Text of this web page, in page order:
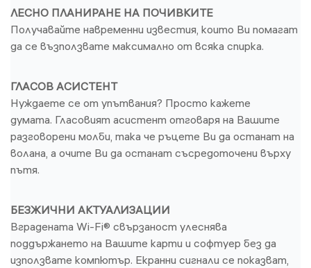
ЛЕСНО ПЛАНИРАНЕ НА ПОЧИВКИТЕ
Получавайте навременни известия, които Ви помагат
да се възползвате максимално от всяка спирка.
ГЛАСОВ АСИСТЕНТ
Нуждаете се от упътвания? Просто кажете
думата. Гласовият асистент отговаря на Вашите
разговорени молби, така че ръцете Ви да останат на
волана, а очите Ви да останат съсредоточени върху
пътя.
БЕЗЖИЧНИ АКТУАЛИЗАЦИИ
Вградената Wi-Fi® свързаност улеснява
поддържането на Вашите карти и софтуер без да
използвате компютър. Екранни сигнали се показват,